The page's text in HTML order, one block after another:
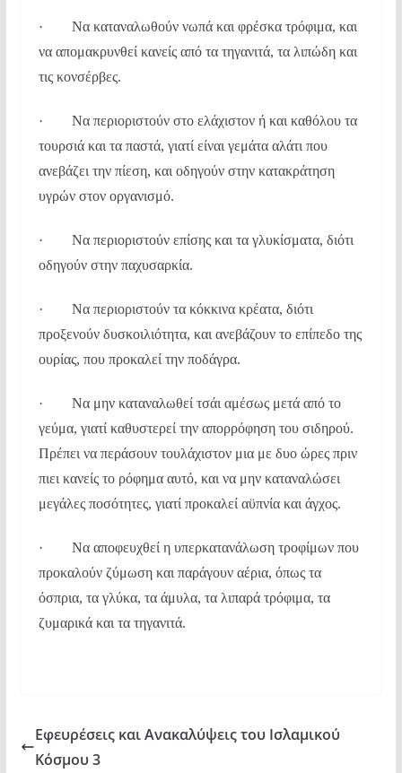
· Να καταναλωθούν νωπά και φρέσκα τρόφιμα, και
να απομακρυνθεί κανείς από τα τηγανιτά, τα λιπώδη και
τις κονσέρβες.
· Να περιοριστούν στο ελάχιστον ή και καθόλου τα
τουρσιά και τα παστά, γιατί είναι γεμάτα αλάτι που
ανεβάζει την πίεση, και οδηγούν στην κατακράτηση
υγρών στον οργανισμό.
· Να περιοριστούν επίσης και τα γλυκίσματα, διότι
οδηγούν στην παχυσαρκία.
· Να περιοριστούν τα κόκκινα κρέατα, διότι
προξενούν δυσκοιλιότητα, και ανεβάζουν το επίπεδο της
ουρίας, που προκαλεί την ποδάγρα.
· Να μην καταναλωθεί τσάι αμέσως μετά από το
γεύμα, γιατί καθυστερεί την απορρόφηση του σιδηρού.
Πρέπει να περάσουν τουλάχιστον μια με δυο ώρες πριν
πιει κανείς το ρόφημα αυτό, και να μην καταναλώσει
μεγάλες ποσότητες, γιατί προκαλεί αϋπνία και άγχος.
· Να αποφευχθεί η υπερκατανάλωση τροφίμων που
προκαλούν ζύμωση και παράγουν αέρια, όπως τα
όσπρια, τα γλύκα, τα άμυλα, τα λιπαρά τρόφιμα, τα
ζυμαρικά και τα τηγανιτά.
Εφευρέσεις και Ανακαλύψεις του Ισλαμικού
Κόσμου 3